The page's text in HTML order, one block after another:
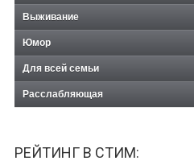
Выживание
Юмор
Для всей семьи
Расслабляющая
РЕЙТИНГ В СТИМ: